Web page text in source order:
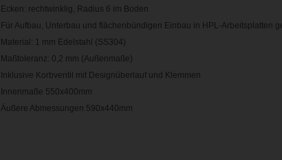
Ecken: rechtwinklig, Radius 6 im Boden
Für Aufbau, Unterbau und flächenbündigen Einbau in HPL-Arbeitsplatten
Material: 1 mm Edelstahl (SS304)
Maßtoleranz: 0,2 mm (Außenmaße)
Inklusive Korbventil mit Designüberlauf und Klemmen
Innenmaße 550x400mm
Äußere Abmessungen 590x440mm